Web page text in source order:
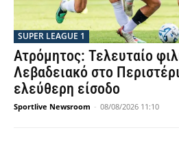
SUPER LEAGUE 1
Ατρόμητος: Τελευταίο
Λεβαδειακό στο
ελεύθερη είσοδο
Sportlive Newsroom - 08/08/2026 11:10